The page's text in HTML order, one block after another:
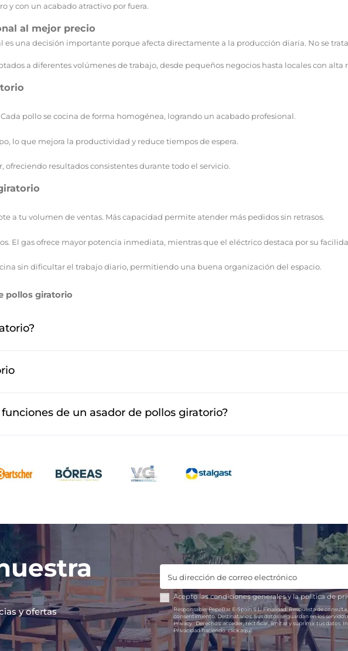
y con un acabado atractivo por fuera.
al mejor precio
una decisión importante porque afecta directamente a la producción diaria. No se
a diferentes volúmenes de trabajo, desde pequeños negocios hasta locales con alta
pollo se cocina de forma homogénea, logrando un acabado profesional.
lo que mejora la productividad y reduce tiempos de espera.
ofreciendo resultados consistentes durante todo el servicio.
a tu volumen de ventas. Más capacidad permite atender más pedidos sin retrasos.
El gas ofrece mayor potencia inmediata, mientras que el eléctrico destaca por su
sin dificultar el trabajo diario, permitiendo una buena organización del espacio.
pollos giratorio
de un asador de pollos giratorio?
y ofertas
Acepto lascondiciones generalesy lapolítica de
Responsable:PepeBar E-Spain S.L.Finalidad:Respuesta de
consentimiento.Destinatarios:Sus datos se guardan en los
Privacy.Derechos:acceder, rectificar, limitar y suprimir tus datos.
Privacidad haciendoclick aquí.